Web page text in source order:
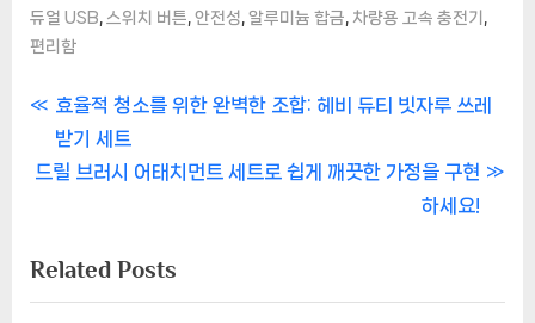
듀얼 USB 스위치 버튼 안전성 알루미늄 합금 차량용 고속 충전기
편리함
글
탐
P
r
e
o
u
효율적 청소를 위한 완벽한 조합: 헤비 듀티 빗자루 쓰레
받기 세트
N
t
P
드릴 브러시 어태치먼트 세트로 쉽게 깨끗한 가정을 구현
하세요!
Related Posts